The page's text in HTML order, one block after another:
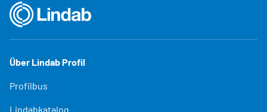
Über Lindab Profil
Profilbus
Lindabkatalog